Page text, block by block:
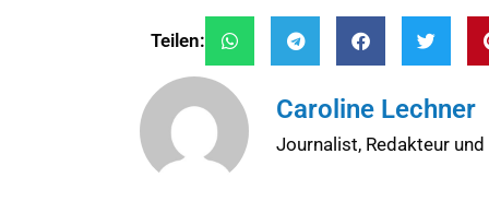
Teilen:
Caroline Lechner
Journalist, Redakteur